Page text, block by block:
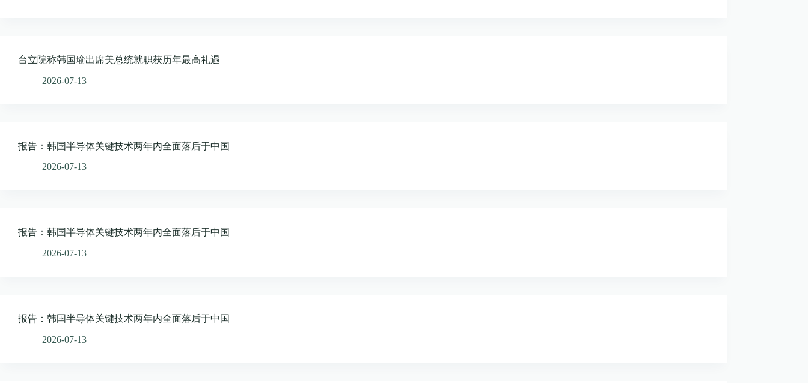
台立院称韩国瑜出席美总统就职获历年最高礼遇
2026-07-13
报告：韩国半导体关键技术两年内全面落后于中国
2026-07-13
报告：韩国半导体关键技术两年内全面落后于中国
2026-07-13
报告：韩国半导体关键技术两年内全面落后于中国
2026-07-13